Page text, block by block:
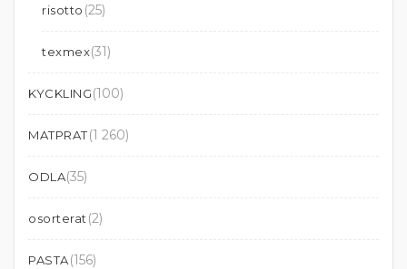
risotto (25)
texmex(31)
KYCKLING(100)
MATPRAT(1 260)
ODLA(35)
osorterat (2)
PASTA(156)